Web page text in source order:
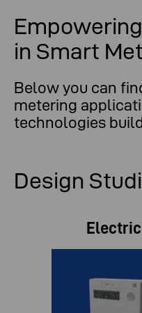
in Smart
Below you can
metering
technologies
Design